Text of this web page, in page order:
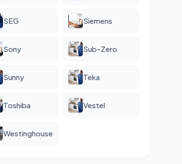
SEG Siemens
Sony Sub-Zero
Sunny Teka
Toshiba Vestel
Westinghouse